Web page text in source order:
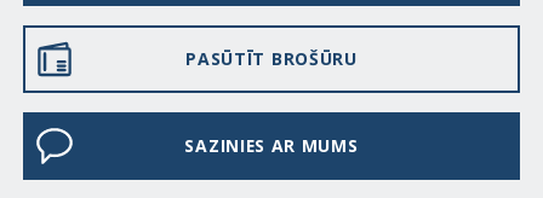
PASŪTĪT BROŠŪRU
SAZINIES AR MUMS